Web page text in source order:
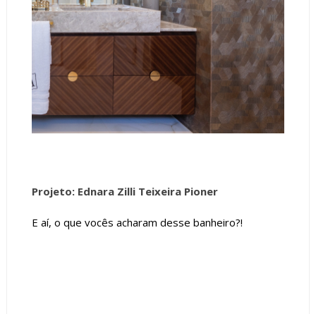
Projeto: Ednara Zilli Teixeira Pioner
E aí, o que vocês acharam desse banheiro?!